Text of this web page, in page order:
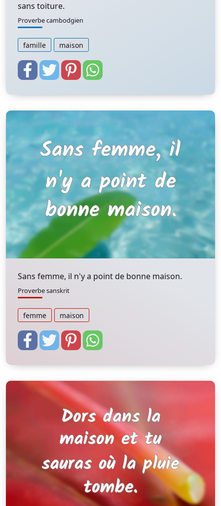
sans toiture.
Proverbe cambodgien
famille maison
Sans femme, il n'y a point de bonne maison.
Proverbe sanskrit
femme maison